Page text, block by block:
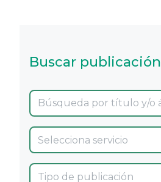
Buscar publicación